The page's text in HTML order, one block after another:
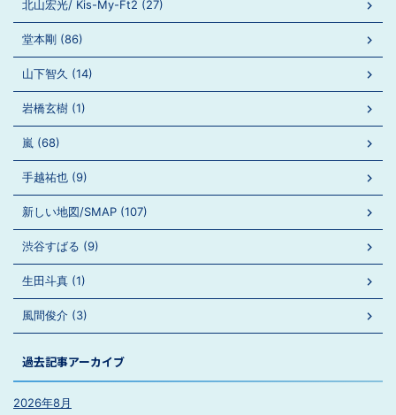
北山宏光/ Kis-My-Ft2 (27)
堂本剛 (86)
山下智久 (14)
岩橋玄樹 (1)
嵐 (68)
手越祐也 (9)
新しい地図/SMAP (107)
渋谷すばる (9)
生田斗真 (1)
風間俊介 (3)
過去記事アーカイブ
2026年8月